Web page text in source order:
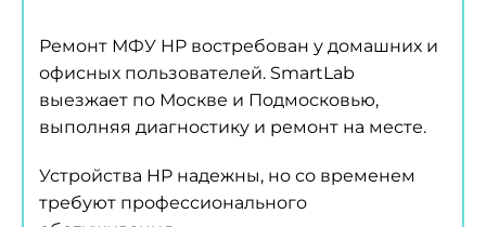
Ремонт МФУ HP востребован у домашних и
офисных пользователей. SmartLab
выезжает по Москве и Подмосковью,
выполняя диагностику и ремонт на месте.
Устройства HP надежны, но со временем
требуют профессионального